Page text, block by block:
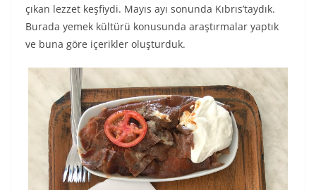
çıkan lezzet keşfiydi. Mayıs ayı sonunda Kıbrıs’taydık.
Burada yemek kültürü konusunda araştırmalar yaptık
ve buna göre içerikler oluşturduk.